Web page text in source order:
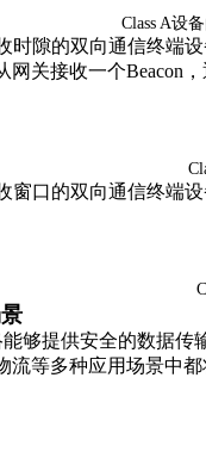
Class A设
时隙的双向通信终端
关接收一个Beacon
窗口的双向通信终端
够提供安全的数据
流等多种应用场景中都